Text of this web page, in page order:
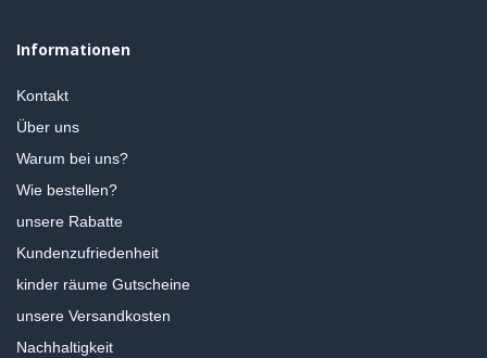
Informationen
Kontakt
Über uns
Warum bei uns?
Wie bestellen?
unsere Rabatte
Kundenzufriedenheit
kinder räume Gutscheine
unsere Versandkosten
Nachhaltigkeit